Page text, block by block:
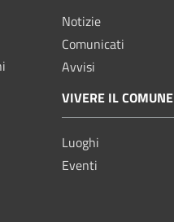
Notizie
Comunicati
Avvisi
VIVERE IL COMUNE
Luoghi
Eventi